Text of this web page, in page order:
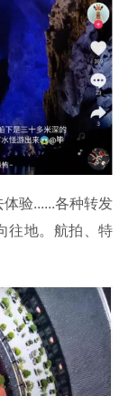
验......各种转发
往地。航拍、特